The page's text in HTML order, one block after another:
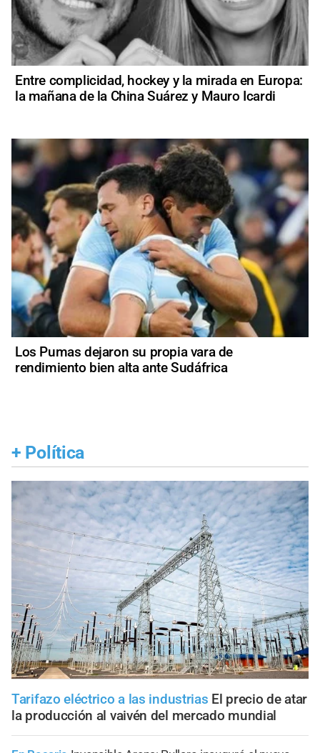
Entre complicidad, hockey y la mirada en Europa:
la mañana de la China Suárez y Mauro Icardi
Los Pumas dejaron su propia vara de
rendimiento bien alta ante Sudáfrica
+ Política
Tarifazo eléctrico a las industrias El precio de atar
la producción al vaivén del mercado mundial